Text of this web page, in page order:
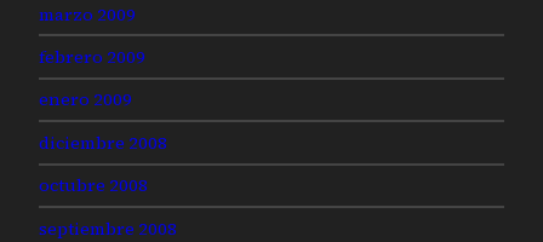
marzo 2009
febrero 2009
enero 2009
diciembre 2008
octubre 2008
septiembre 2008